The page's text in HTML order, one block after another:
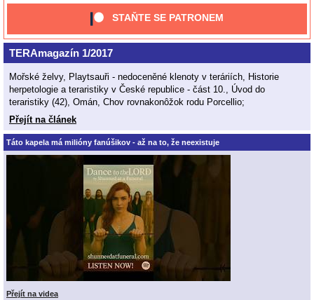
STAŇTE SE PATRONEM
TERAmagazín 1/2017
Mořské želvy, Playtsauři - nedoceněné klenoty v teráriích, Historie
herpetologie a teraristiky v České republice - část 10., Úvod do
teraristiky (42), Omán, Chov rovnakonôžok rodu Porcellio;
Přejít na článek
Táto kapela má milióny fanúšikov - až na to, že neexistuje
Přejít na videa